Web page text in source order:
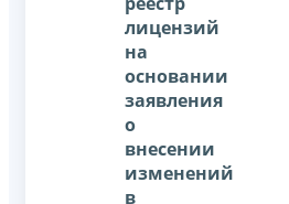
лицензий
на
основании
заявления
о
внесении
изменений
в